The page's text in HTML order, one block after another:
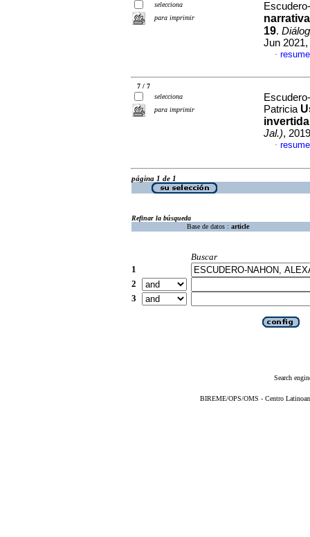
selecciona
para imprimir
19.
Jun
·
7 / 7
selecciona
para imprimir
Patricia
Jal.),
·
página 1 de 1
Refinar la búsqueda
Base de datos : article
Buscar
1
2
3
Search
BIREME/OPS/OMS - Centro